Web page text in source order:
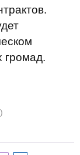
громад.